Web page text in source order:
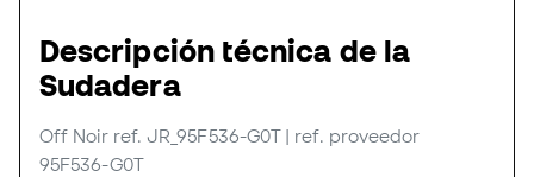
Descripción técnica de la
Sudadera
Off Noir ref. JR_95F536-G0T | ref. proveedor
95F536-G0T